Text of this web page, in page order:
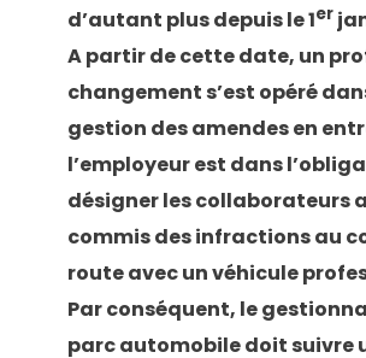
d’autant plus depuis le 1er
A partir de cette date, un
changement s’est opéré
gestion des amendes en
l’employeur est dans
désigner les collaborateurs
commis des infractions au
route avec un véhicule
Par conséquent, le
parc automobile doit suivre